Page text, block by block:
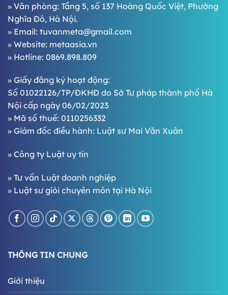
» Văn phòng: Tầng 5, số 137 Hoàng Quốc Việt, Phường
Nghĩa Đô, Hà Nội.
» Email: tuvanmeta@gmail.com
» Website: metaasia.vn
» Hotline: 0869.898.809
» Giấy đăng ký hoạt động:
Số 01022126/TP/ĐKHĐ do Sở Tư pháp thành phố Hà
Nội cấp ngày 06/02/2023
» Mã số thuế: 0110256332
» Giám đốc điều hành: Luật sư Mai Văn Xuân
» Công ty Luật uy tín
» Tư vấn Luật doanh nghiệp
» Luật sư giỏi chuyên môn tại Hà Nội
THÔNG TIN CHUNG
Giới thiệu